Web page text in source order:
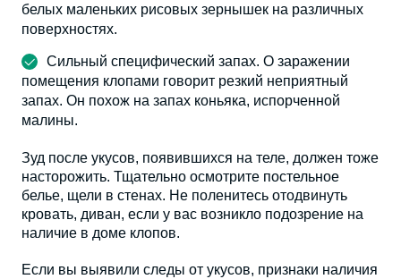
белых маленьких рисовых зернышек на различных
поверхностях.
Сильный специфический запах. О заражении
помещения клопами говорит резкий неприятный
запах. Он похож на запах коньяка, испорченной
малины.
Зуд после укусов, появившихся на теле, должен тоже
насторожить. Тщательно осмотрите постельное
белье, щели в стенах. Не поленитесь отодвинуть
кровать, диван, если у вас возникло подозрение на
наличие в доме клопов.
Если вы выявили следы от укусов, признаки наличия